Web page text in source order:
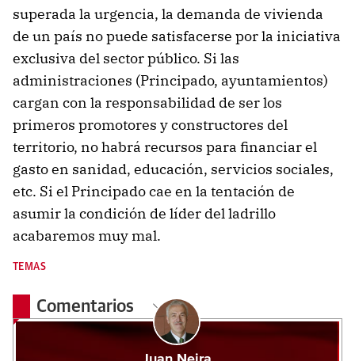
superada la urgencia, la demanda de vivienda
de un país no puede satisfacerse por la iniciativa
exclusiva del sector público. Si las
administraciones (Principado, ayuntamientos)
cargan con la responsabilidad de ser los
primeros promotores y constructores del
territorio, no habrá recursos para financiar el
gasto en sanidad, educación, servicios sociales,
etc. Si el Principado cae en la tentación de
asumir la condición de líder del ladrillo
acabaremos muy mal.
TEMAS
Comentarios